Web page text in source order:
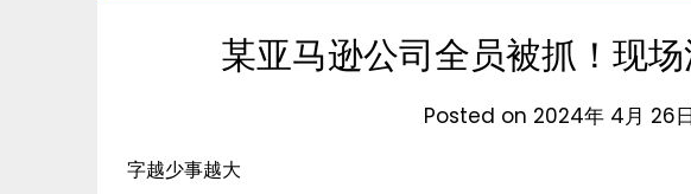
某亚马逊公司全员被抓！现
Posted on 2024年 4月 26日
字越少事越大